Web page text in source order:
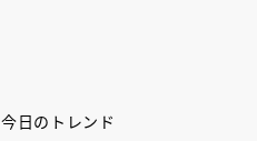
今日のトレンド